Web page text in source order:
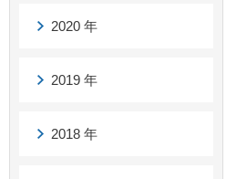
2020 年
2019 年
2018 年